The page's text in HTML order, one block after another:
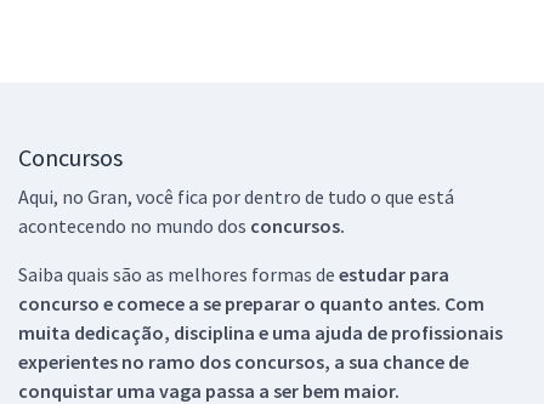
Concursos
Aqui, no Gran, você fica por dentro de tudo o que está
acontecendo no mundo dos concursos.
Saiba quais são as melhores formas de estudar para
concurso e comece a se preparar o quanto antes. Com
muita dedicação, disciplina e uma ajuda de profissionais
experientes no ramo dos concursos, a sua chance de
conquistar uma vaga passa a ser bem maior.